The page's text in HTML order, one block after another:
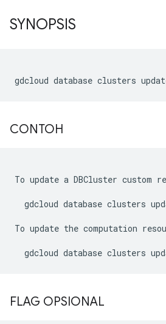
SYNOPSIS
CONTOH
To update a DBCluster custom
gdcloud database clusters
To update the computation
FLAG OPSIONAL